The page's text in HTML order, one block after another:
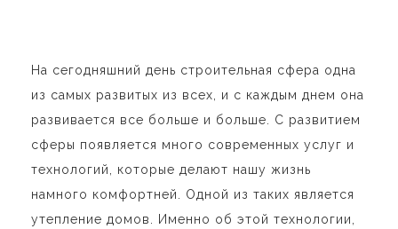
На сегодняшний день строительная сфера одна
из самых развитых из всех, и с каждым днем она
развивается все больше и больше. С развитием
сферы появляется много современных услуг и
технологий, которые делают нашу жизнь
намного комфортней. Одной из таких является
утепление домов. Именно об этой технологии,